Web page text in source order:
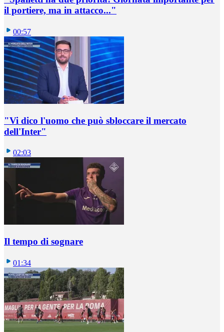
il portiere, ma in attacco..."
00:57
"Vi dico l'uomo che può sbloccare il mercato
dell'Inter"
02:03
Il tempo di sognare
01:34